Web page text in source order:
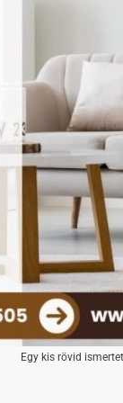
Egy kis rövid